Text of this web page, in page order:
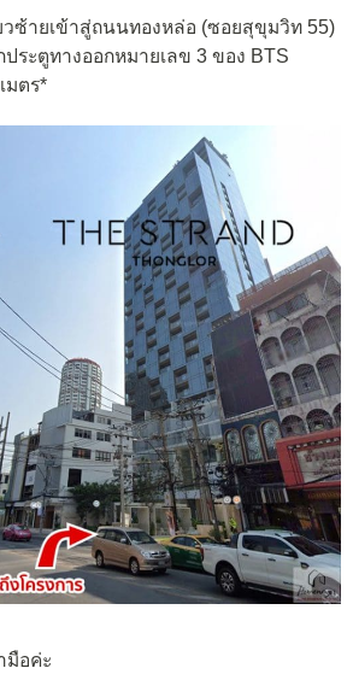
วซ้ายเข้าสู่ถนนทองหล่อ (ซอยสุขุมวิท 55)
ประตูทางออกหมายเลข 3 ของ BTS
มตร*
มือค่ะ